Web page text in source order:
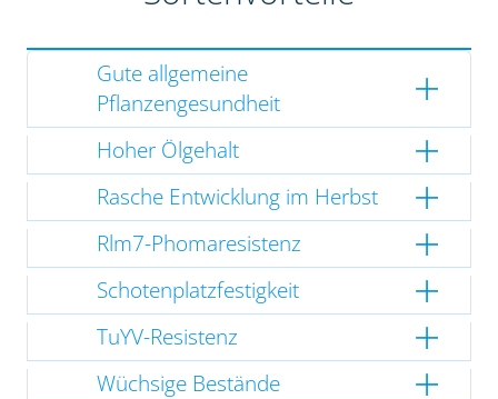
Gute allgemeine
Pflanzengesundheit
Hoher Ölgehalt
Rasche Entwicklung im Herbst
Rlm7-Phomaresistenz
Schotenplatzfestigkeit
TuYV-Resistenz
Wüchsige Bestände